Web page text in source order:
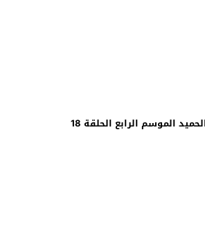
الموسم الرابع الحلقة 18